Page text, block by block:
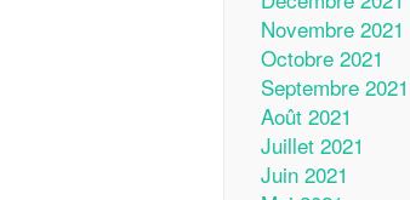
Novembre 2021
Octobre 2021
Septembre 2021
Août 2021
Juillet 2021
Juin 2021